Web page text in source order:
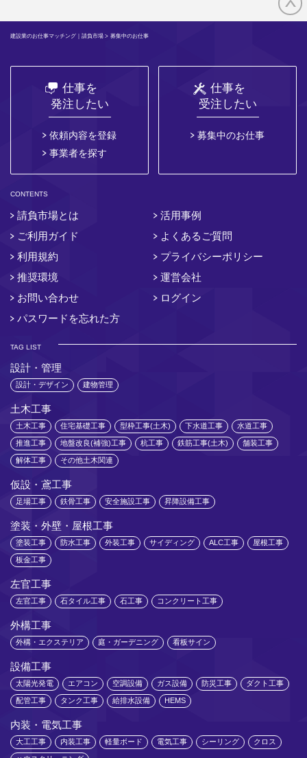
建設業のお仕事マッチング｜請負市場 > 募集中のお仕事
仕事を
発注したい
依頼内容を登録
事業者を探す
仕事を
受注したい
募集中のお仕事
CONTENTS
請負市場とは
活用事例
ご利用ガイド
よくあるご質問
利用規約
プライバシーポリシー
推奨環境
運営会社
お問い合わせ
ログイン
パスワードを忘れた方
TAG LIST
設計・管理
設計・デザイン 建物管理
土木工事
土木工事 住宅基礎工事 型枠工事(土木) 下水道工事 水道工事
推進工事 地盤改良(補強)工事 杭工事 鉄筋工事(土木) 舗装工事
解体工事 その他土木関連
仮設・鳶工事
足場工事 鉄骨工事 安全施設工事 昇降設備工事
塗装・外壁・屋根工事
塗装工事 防水工事 外装工事 サイディング ALC工事 屋根工事
板金工事
左官工事
左官工事 石タイル工事 石工事 コンクリート工事
外構工事
外構・エクステリア 庭・ガーデニング 看板サイン
設備工事
太陽光発電 エアコン 空調設備 ガス設備 防災工事 ダクト工事
配管工事 タンク工事 給排水設備 HEMS
内装・電気工事
大工工事 内装工事 軽量ボード 電気工事 シーリング クロス